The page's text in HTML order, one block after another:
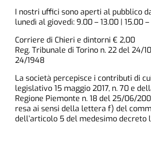
I nostri uffici sono aperti al pubblico
lunedì al giovedì: 9.00 – 13.00 | 15.00 –
Corriere di Chieri e dintorni € 2,00
Reg. Tribunale di Torino n. 22 del 24/
24/1948
La società percepisce i contributi di
legislativo 15 maggio 2017, n. 70 e
Regione Piemonte n. 18 del 25/06/
resa ai sensi della lettera f) del
dell’articolo 5 del medesimo decreto